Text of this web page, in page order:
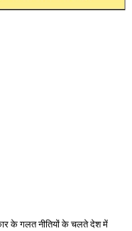
के गलत नीतियों के चलते देश में